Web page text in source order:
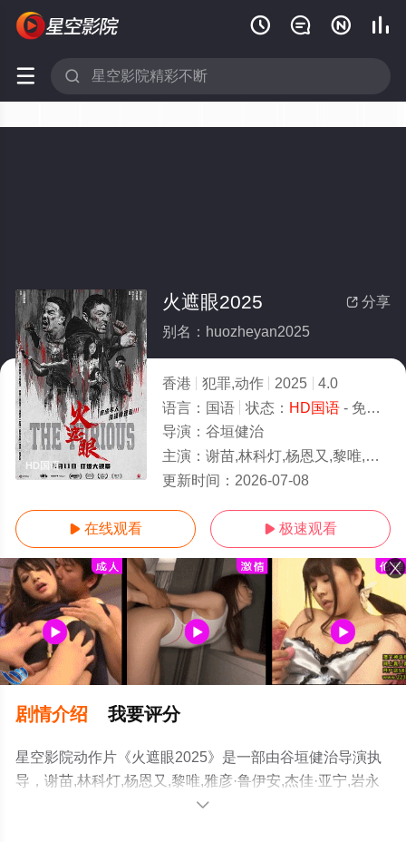
   
 
HD国语
 分享
火遮眼2025
别名：huozheyan2025
香港 犯罪,动作 2025
4.0
语言： 国语 状态： HD国语- 免费在线观看
导演： 谷垣健治
主演： 谢苗,林科灯,杨恩又,黎唯,雅彦·鲁伊安,杰佳·亚宁,岩永丞威,萨哈贾克·波斯安吉特,玛娜莎楠·潘叻翁固,郭峻卿,威奈·旺扬功,萨哈查·楚姆鲁
更新时间： 2026-07-08
 在线观看  极速观看
剧情介绍 我要评分
星空影院动作片《火遮眼2025》是一部由谷垣健治导演执
导，谢苗,林科灯,杨恩又,黎唯,雅彦·鲁伊安,杰佳·亚宁,岩永
丞威,萨哈贾克·波斯安吉特,玛娜莎楠·潘叻翁固,郭峻卿,威奈
